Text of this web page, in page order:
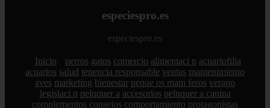
especiespro.es
especiespro.es
Inicio perros gatos comercio alimentaci n acuariofilia
acuarios salud tenencia responsable ventas mantenimiento
aves marketing bienestar peque os mam feros verano
legislaci n peluquer a accesorios peluquer a canina
complementos consejos comportamiento protagonistas